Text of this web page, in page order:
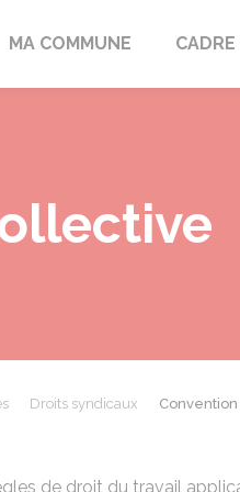
MA COMMUNE CADRE
Droits syndicaux
de droit du travail